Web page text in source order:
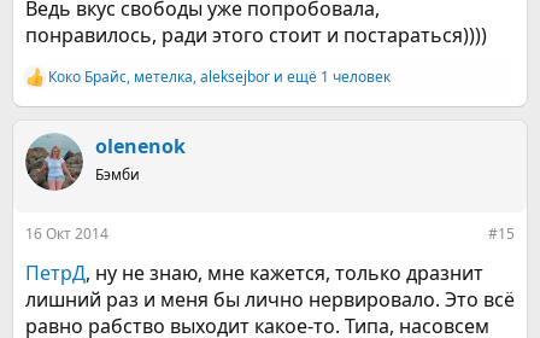
Ведь вкус свободы уже попробовала,
понравилось, ради этого стоит и постараться))))
Р
е
к
ц
и
Коко Брайс, метелка,aleksejbor и ещё 1 человек
olenenok
Бэмби
16 Окт 2014 #15
ПетрД, ну не знаю, мне кажется, только дразнит
лишний раз и меня бы лично нервировало. Это всё
равно рабство выходит какое-то. Типа, насовсем